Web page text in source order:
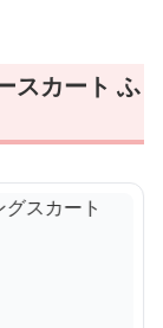
スカート ふ